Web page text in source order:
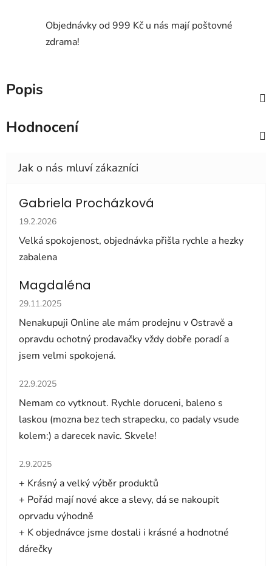
Objednávky od 999 Kč u nás mají poštovné
zdrama!
Popis
Hodnocení
Gabriela Procházková
Hodnocení obchodu je 5 z 5 hvězdiček.
19.2.2026
Velká spokojenost, objednávka přišla rychle a hezky
zabalena
Magdaléna
Hodnocení obchodu je 5 z 5 hvězdiček.
29.11.2025
Nenakupuji Online ale mám prodejnu v Ostravě a
opravdu ochotný prodavačky vždy dobře poradí a
jsem velmi spokojená.
Hodnocení obchodu je 5 z 5 hvězdiček.
22.9.2025
Nemam co vytknout. Rychle doruceni, baleno s
laskou (mozna bez tech strapecku, co padaly vsude
kolem:) a darecek navic. Skvele!
Hodnocení obchodu je 5 z 5 hvězdiček.
2.9.2025
+ Krásný a velký výběr produktů
+ Pořád mají nové akce a slevy, dá se nakoupit
oprvadu výhodně
+ K objednávce jsme dostali i krásné a hodnotné
dárečky